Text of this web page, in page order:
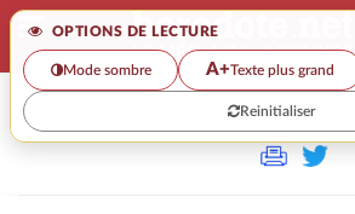
OPTIONS DE LECTURE
Mode sombre A+Texte plus grand
Reinitialiser
>